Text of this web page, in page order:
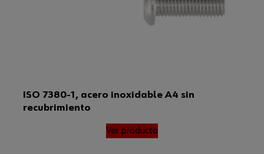
ISO 7380-1, acero inoxidable A4 sin
recubrimiento
Ver producto